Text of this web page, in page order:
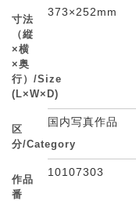
寸法
（縦
×横
×奥
行）/Size
(L×W×D)
373×252mm
区
分/Category
国内写真作品
作品
番
10107303